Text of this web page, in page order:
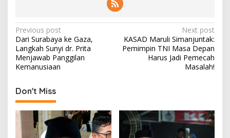
P
o
s
t
n
a
v
Previous post
Dari Surabaya ke Gaza,
Langkah Sunyi dr. Prita
Menjawab Panggilan
Kemanusiaan
Next post
KASAD Maruli Simanjuntak:
Pemimpin TNI Masa Depan
Harus Jadi Pemecah
Masalah!
Don't Miss